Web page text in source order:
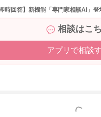
乳やフォローアップミルク等
う調理法もあります。加える
のレシピを参考になさってくだ
完了期)のオートミールのレシ
時回答】新機能「専門家相談AI」
相談はこ
アプリで相談
もっと見る